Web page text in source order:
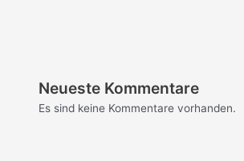
Neueste Kommentare
Es sind keine Kommentare vorhanden.